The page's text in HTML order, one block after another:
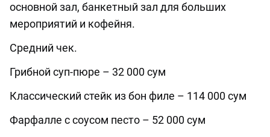
основной зал, банкетный зал для больших
мероприятий и кофейня.
Средний чек.
Грибной суп-пюре – 32 000 сум
Классический стейк из бон филе – 114 000 сум
Фарфалле с соусом песто – 52 000 сум